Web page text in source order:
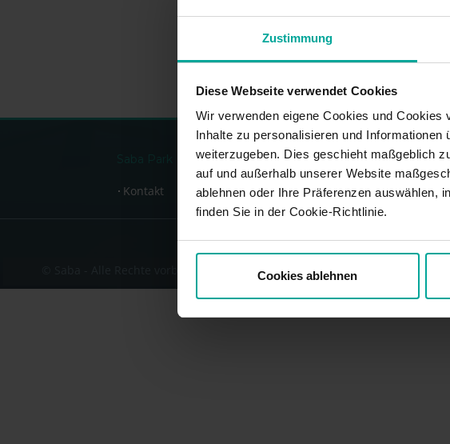
Zustimmung
Diese Webseite verwendet Cookies
Wir verwenden eigene Cookies und
Inhalte zu personalisieren und
weiterzugeben. Dies geschieht maßgeblich
auf und außerhalb unserer Website
ablehnen oder Ihre Präferenzen auswählen,
finden Sie in der Cookie-Richtlinie.
Cookies ablehnen
Saba Park Deutschland GmbH, Brückenstr. 4, 10179
Kontakt